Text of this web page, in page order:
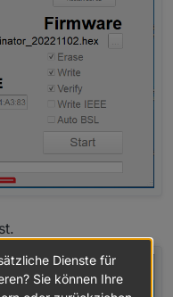
Dienste für
Sie können Ihre